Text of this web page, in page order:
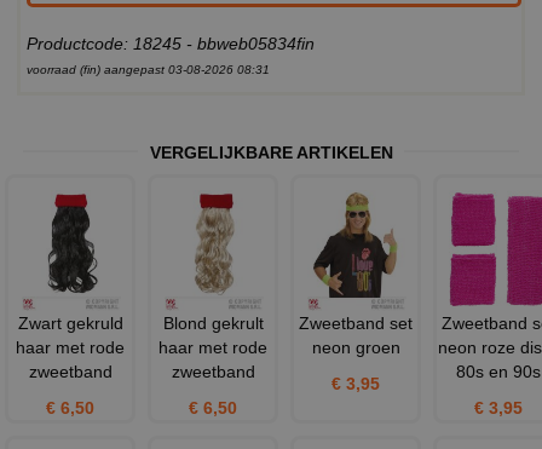
Productcode: 18245 - bbweb05834fin
voorraad (fin) aangepast 03-08-2026 08:31
VERGELIJKBARE ARTIKELEN
Zwart gekruld
haar met rode
zweetband
€ 6,50
Blond gekrult
haar met rode
zweetband
€ 6,50
Zweetband set
neon groen
€ 3,95
Zweetband
neon roze
80s en 90s
€ 3,95